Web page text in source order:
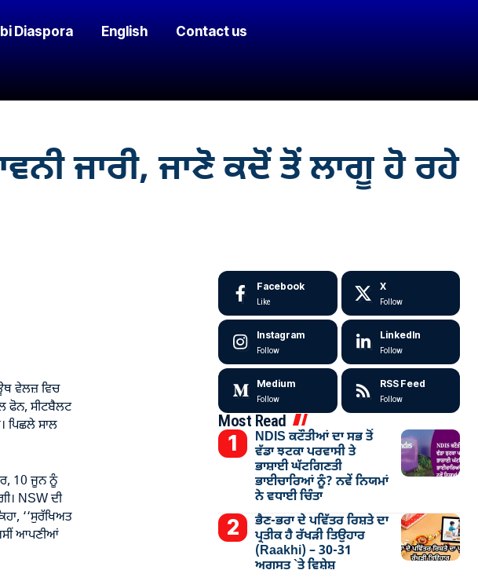
Diaspora English Contact us
ਜਾਰੀ, ਜਾਣੋ ਕਦੋਂ ਤੋਂ ਲਾਗੂ ਹੋ ਰਹੇ
ਵੇਲਜ਼ ਵਿਚ
ਫੋਨ, ਸੀਟਬੈਲਟ
ਪਿਛਲੇ ਸਾਲ
10 ਜੂਨ ਨੂੰ
NSW ਦੀ
‘‘ਸੁਰੱਖਿਅਤ
ਆਪਣੀਆਂ
Facebook
Like
X
Follow
Instagram
Follow
LinkedIn
Follow
Medium
Follow
RSS Feed
Follow
Most Read
NDIS ਕਟੌਤੀਆਂ ਦਾ ਸਭ ਤੋਂ
ਵੱਡਾ ਝਟਕਾ ਪਰਵਾਸੀ ਤੇ
ਭਾਸ਼ਾਈ ਘੱਟਗਿਣਤੀ
ਭਾਈਚਾਰਿਆਂ ਨੂੰ? ਨਵੇਂ ਨਿਯਮਾਂ
ਨੇ ਵਧਾਈ ਚਿੰਤਾ
ਭੈਣ-ਭਰਾ ਦੇ ਪਵਿੱਤਰ ਰਿਸ਼ਤੇ ਦਾ
ਪ੍ਰਤੀਕ ਹੈ ਰੱਖੜੀ ਤਿਉਹਾਰ
(Raakhi) – 30-31
ਅਗਸਤ `ਤੇ ਵਿਸ਼ੇਸ਼